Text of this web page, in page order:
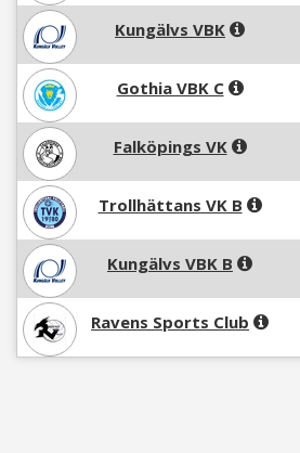
Kungälvs VBK
Gothia VBK C
Falköpings VK
Trollhättans VK B
Kungälvs VBK B
Ravens Sports Club